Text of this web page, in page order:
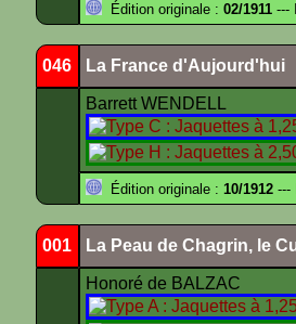
Édition originale : 02/1911 ---
046 La France d'Aujourd'hui
Barrett WENDELL
Édition originale : 10/1912 ---
001 La Peau de Chagrin, le
Honoré de BALZAC